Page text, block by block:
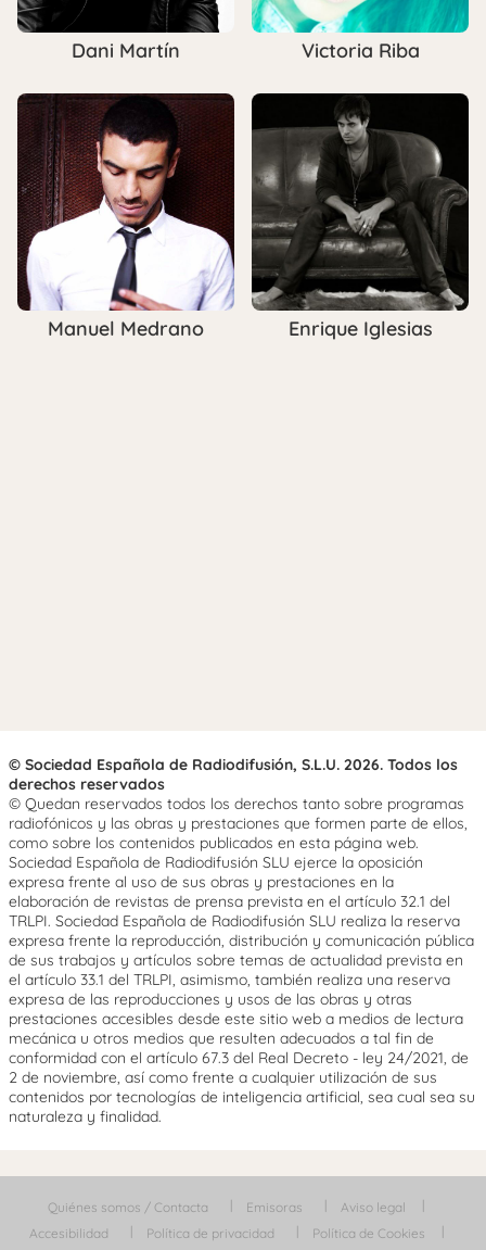
Dani Martín Victoria Riba
Manuel Medrano Enrique Iglesias
© Sociedad Española de Radiodifusión, S.L.U. 2026. Todos los
derechos reservados
© Quedan reservados todos los derechos tanto sobre programas
radiofónicos y las obras y prestaciones que formen parte de ellos,
como sobre los contenidos publicados en esta página web.
Sociedad Española de Radiodifusión SLU ejerce la oposición
expresa frente al uso de sus obras y prestaciones en la
elaboración de revistas de prensa prevista en el artículo 32.1 del
TRLPI. Sociedad Española de Radiodifusión SLU realiza la reserva
expresa frente la reproducción, distribución y comunicación pública
de sus trabajos y artículos sobre temas de actualidad prevista en
el artículo 33.1 del TRLPI, asimismo, también realiza una reserva
expresa de las reproducciones y usos de las obras y otras
prestaciones accesibles desde este sitio web a medios de lectura
mecánica u otros medios que resulten adecuados a tal fin de
conformidad con el artículo 67.3 del Real Decreto - ley 24/2021, de
2 de noviembre, así como frente a cualquier utilización de sus
contenidos por tecnologías de inteligencia artificial, sea cual sea su
naturaleza y finalidad.
Quiénes somos / Contacta Emisoras
Aviso legal
Accesibilidad
Política de privacidad Política de Cookies